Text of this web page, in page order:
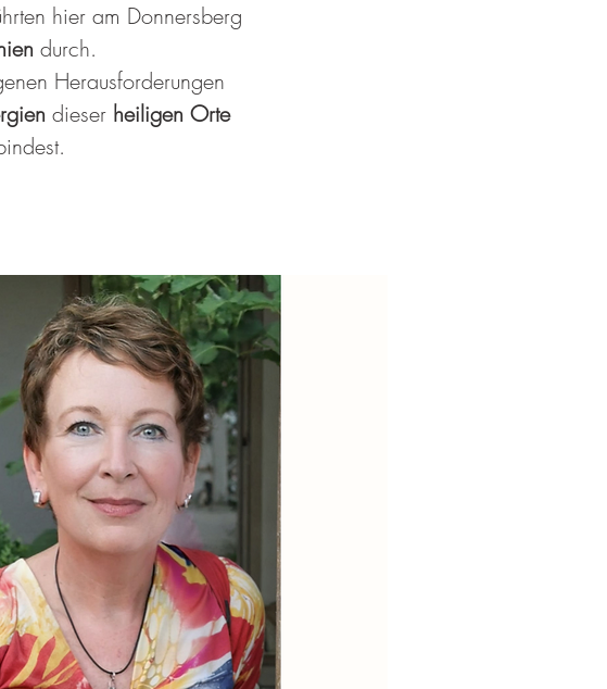
hier am Donnersberg
durch.
Herausforderungen
dieser heiligen Orte